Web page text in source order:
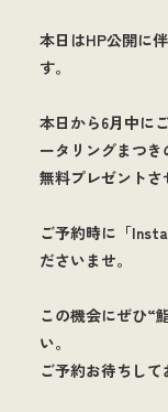
本日はHP公開に
す。
本日から6月中に
ータリングまつ
無料プレゼントさ
ご予約時に「
ださいませ。
この機会にぜひ“
い。
ご予約お待ちして